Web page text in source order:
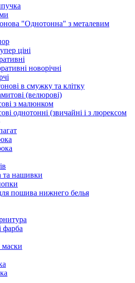
"Однотонна" з металевим
ціні
новорічні
в смужку та клітку
(велюрові)
з малюнком
однотонні (звичайні і з люрексом
та нашивки
пошива нижнего белья
фарба